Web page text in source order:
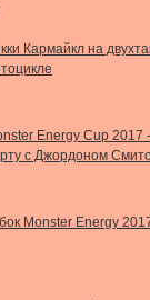
Кармайкл на
Energy Cup 2017
с Джордоном
Monster Energy